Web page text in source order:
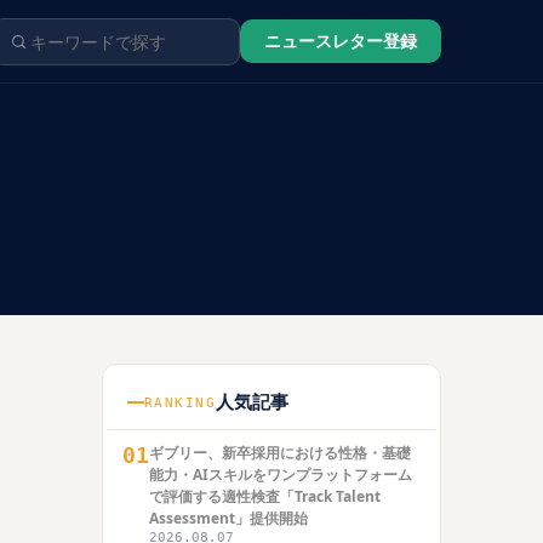
ニュースレター登録
RANKING 人気記事
01ギブリー、新卒採用における性格・基礎
能力・AIスキルをワンプラットフォーム
で評価する適性検査「Track Talent
Assessment」提供開始
2026.08.07